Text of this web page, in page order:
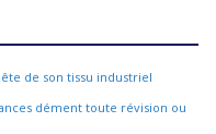
de son tissu industriel
dément toute révision ou